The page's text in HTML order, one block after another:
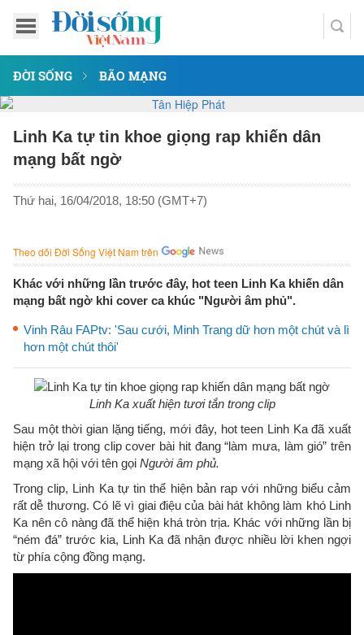
ĐỜI SỐNG BÃO MẠNG
Linh Ka tự tin khoe giọng rap khiến dân
mạng bất ngờ
Thứ hai, 16/04/2018, 18:50 (GMT+7)
Theo dõi Đời Sống Việt Nam trên
Khác với những lần trước đây, hot teen Linh Ka khiến dân
mạng bất ngờ khi cover ca khúc "Người âm phủ".
Vinh Râu FAPtv: 'Sau cưới, Minh Trang dữ hơn một chút và lì
hơn một chút thôi'
Linh Ka xuất hiện tươi tắn trong clip
Sau một thời gian lặng tiếng, mới đây, hot teen Linh Ka đã xuất
hiện trở lại trong clip cover bài hit đang “làm mưa, làm gió” trên
mạng xã hội với tên gọi Người âm phủ.
Trong clip, Linh Ka tự tin thể hiện bản rap với những biểu cảm
rất dễ thương. Có lẽ vì giai điệu của bài hát không làm khó Linh
Ka nên cô nàng đã thể hiện khá tròn trịa. Khác với những lần bị
“ném đá” trước kia, Linh Ka đã nhận được nhiều lời khen ngợi
từ phía cộng đồng mạng.